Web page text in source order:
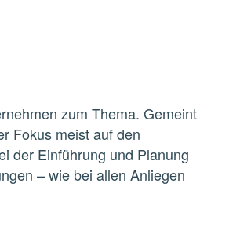
zum Thema. Gemeint
Fokus meistaufden
der Einführung und Planung
–wie bei allen Anliegen